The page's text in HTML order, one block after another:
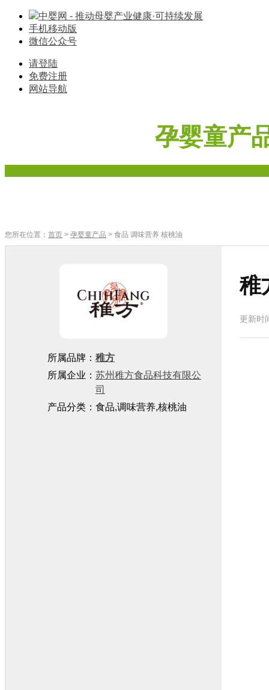
中婴网 - 推动母婴产业健康·可持续发展
手机移动版
微信公众号
请登陆
免费注册
网站导航
孕婴童产
您所在位置： 首页 > 孕婴童产品 > 食品 调味营养 核桃油
稚
更新
所属品牌： 稚方
所属企业： 苏州稚方食品科技有限公
司
产品分类：食品,调味营养,核桃油